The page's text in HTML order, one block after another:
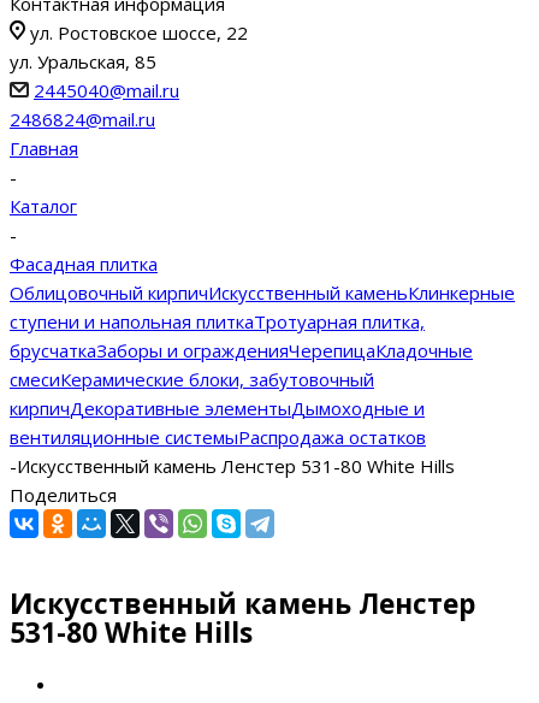
ул. Ростовское шоссе, 22
ул. Уральская, 85
2445040@mail.ru
2486824@mail.ru
Главная
-
Каталог
-
Фасадная плитка
Облицовочный кирпичИскусственный каменьКлинкерные
ступени и напольная плиткаТротуарная плитка,
брусчаткаЗаборы и огражденияЧерепицаКладочные
смесиКерамические блоки, забутовочный
кирпичДекоративные элементыДымоходные и
вентиляционные системыРаспродажа остатков
-Искусственный камень Ленстер 531-80 White Hills
Поделиться
Искусственный камень Ленстер
531-80 White Hills